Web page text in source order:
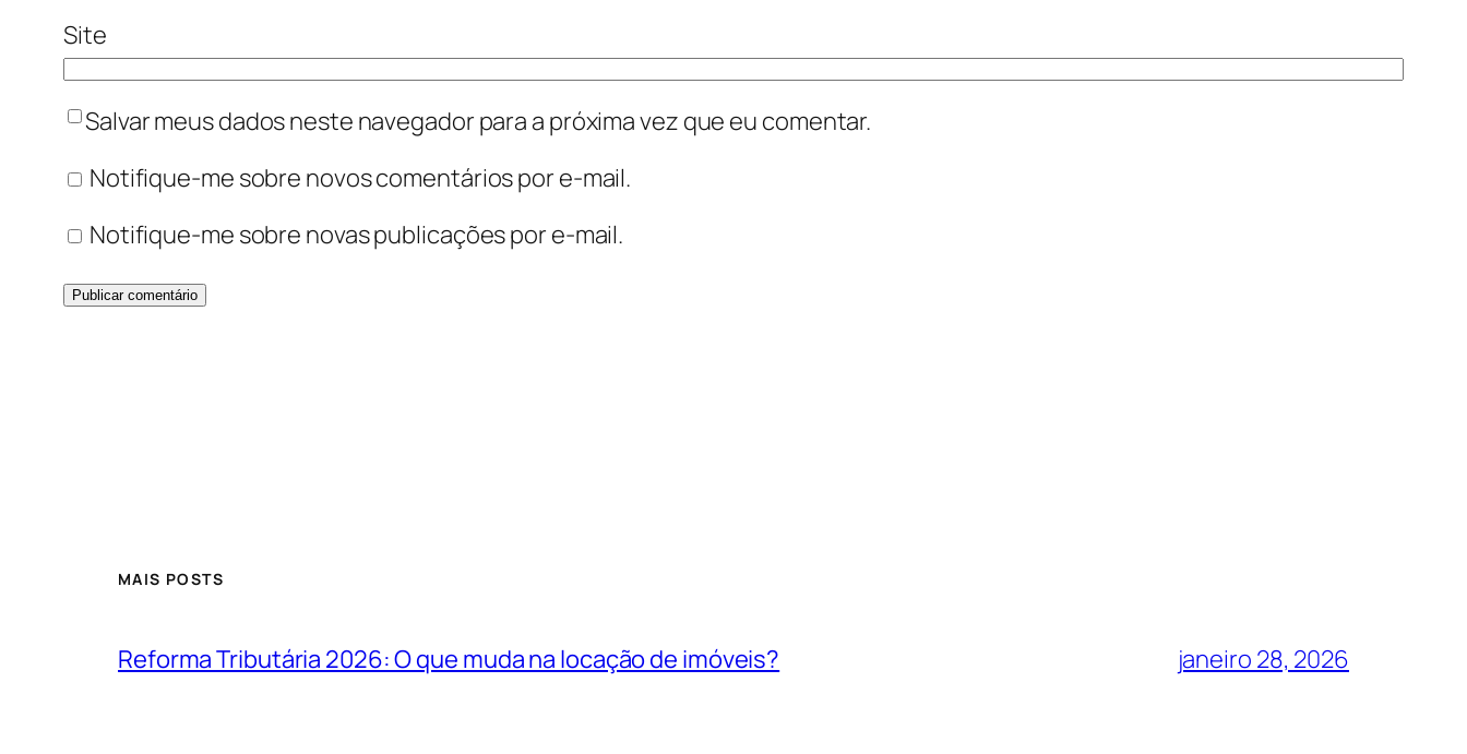
Site
Salvar meus dados neste navegador para a próxima vez que eu comentar.
Notifique-me sobre novos comentários por e-mail.
Notifique-me sobre novas publicações por e-mail.
MAIS POSTS
Reforma Tributária 2026: O que muda na locação de imóveis? janeiro 28, 2026